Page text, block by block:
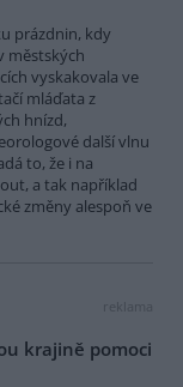
prázdnin, kdy
městských
vyskakovala ve
mláďata z
hnízd,
další vlnu
to, že i na
a tak například
změny alespoň ve
reklama
krajině pomoci